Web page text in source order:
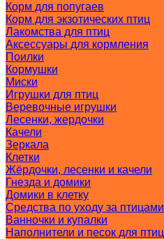
Корм для попугаев
Корм для экзотических птиц
Лакомства для птиц
Аксессуары для кормления
Поилки
Кормушки
Миски
Игрушки для птиц
Веревочные игрушки
Лесенки, жердочки
Качели
Зеркала
Клетки
Жёрдочки, лесенки и качели
Гнезда и домики
Домики в клетку
Средства по уходу за птицами
Ванночки и купалки
Наполнители и песок для птиц